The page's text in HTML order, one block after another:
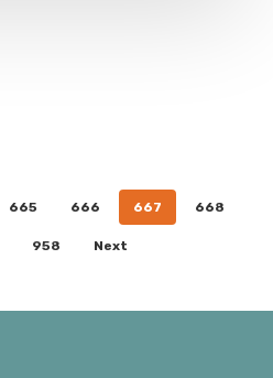
665 666 667 668
958 Next